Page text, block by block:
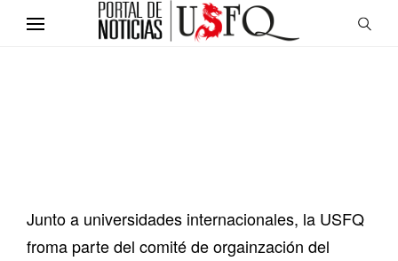
Junto a universidades internacionales, la USFQ
froma parte del comité de orgainzación del